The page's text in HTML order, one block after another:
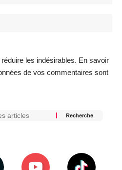
les indésirables. En savoir
de vos commentaires sont